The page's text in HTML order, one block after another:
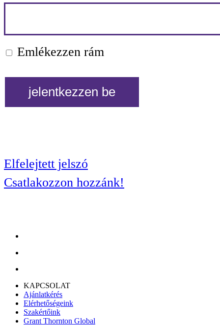
Emlékezzen rám
Elfelejtett jelszó
Csatlakozzon hozzánk!
KAPCSOLAT
Ajánlatkérés
Elérhetőségeink
Szakértőink
Grant Thornton Global